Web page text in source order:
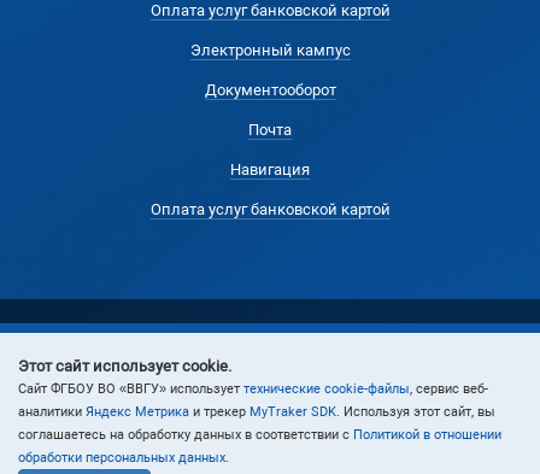
Оплата услуг банковской картой
Электронный кампус
Документооборот
Почта
Навигация
Оплата услуг банковской картой
© 2024 Владивостокский государственный университет
Этот сайт использует cookie.
Cайт ФГБОУ ВО «ВВГУ» использует технические cookie-файлы, сервис веб-
аналитики Яндекс Метрика и трекер MyTraker SDK. Используя этот сайт, вы
соглашаетесь на обработку данных в соответствии с Политикой в отношении
обработки персональных данных.